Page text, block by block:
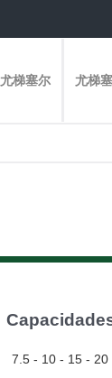
尤梯塞尔 尤梯
7.5 - 10 - 15 - 20